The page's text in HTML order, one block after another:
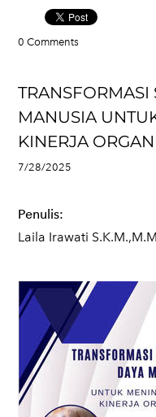
0 Comments
MANUSIA
KINERJA
7/28/2025
Penulis:
Laila Irawati S.K.M.,M.M